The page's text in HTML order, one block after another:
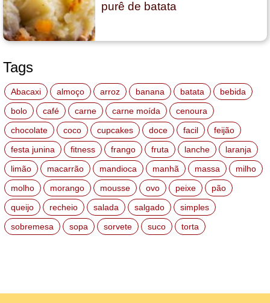
purê de batata
Tags
Abacaxi almoço arroz banana batata
bebida
bolo
café carne carne moída
cenoura
chocolate
coco cupcakes doce facil
feijão
festa junina
fitness frango fruta lanche
laranja
limão
macarrão mandioca manhã massa
milho
molho
morango mousse ovo peixe
pão
queijo
recheio salada salgado
simples
sobremesa
sopa sorvete suco torta